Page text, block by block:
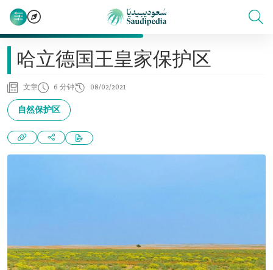
哈立德国王皇家保护区
文章 6 分钟 08/02/2021
自然保护区